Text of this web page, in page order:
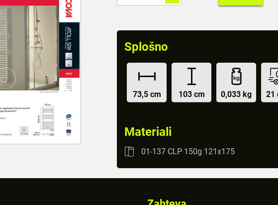
Splošno
73,5 cm 103 cm 0,033 kg 21
Materiali
01-137 CLP 150g 121x175